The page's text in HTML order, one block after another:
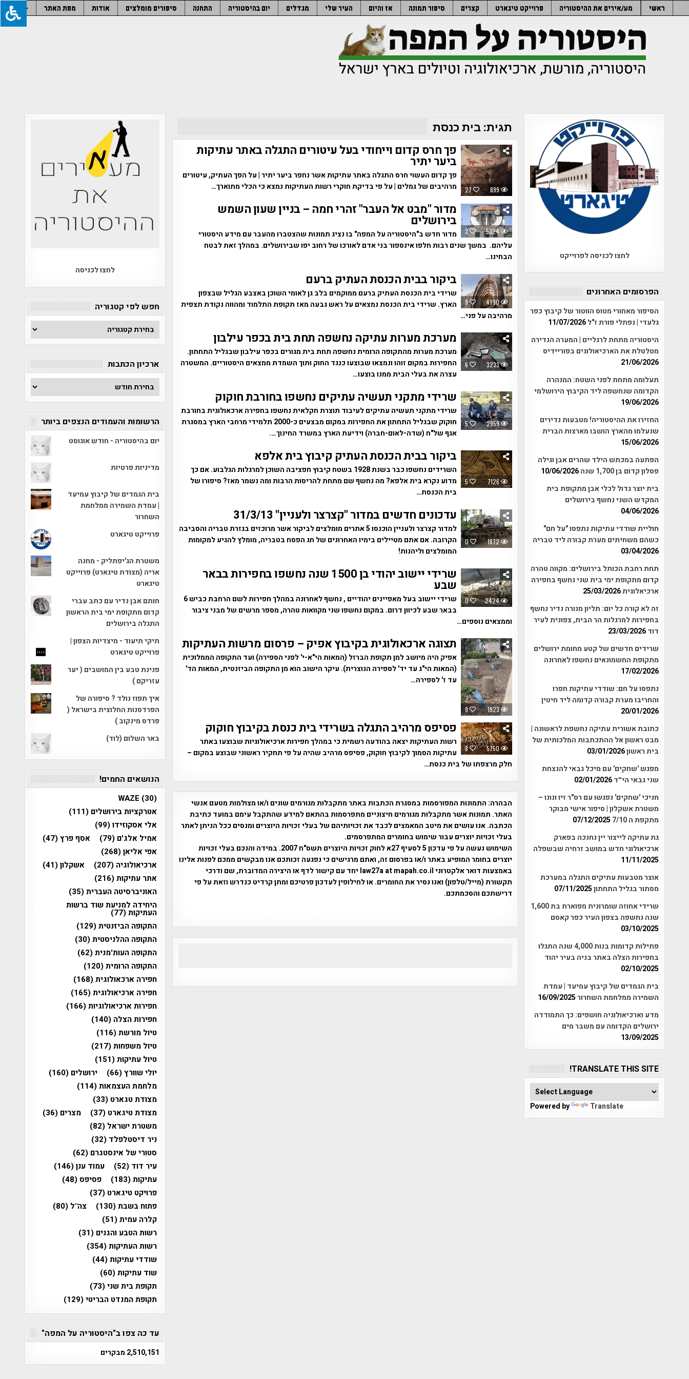
to
ראשי מע/אירים את ההיסטוריה פרוייקט טיגארט קצרים סיפור תמונה אז והיום העיר שלי מגדלים יום בהיסטוריה התחנה סיפורים מומלצים אודות מפת האתר –
תגית:בית כנסת
27 899
פך חרס קדום וייחודי בעל עיטורים התגלה באתר עתיקות
ביער יתיר
פך קדום העשוי חרס התגלה באתר עתיקות אשר נחפר ביער יתיר | על הפך העתיק, עיטורים
מרהיבים של גמלים | על פי בדיקת חוקרי רשות העתיקות נמצא כי הכלי מתוארך…
3 5324
מדור "מבט אל העבר" זהרי חמה – בניין שעון השמש
בירושלים
מדור חדש ב"היסטוריה על המפה" בו נציג תמונות שהצטברו מהעבר עם מידע היסטורי
עליהם. במשך שנים רבות חלפו אינספור בני אדם לאורכו של רחוב יפו שבירושלים. במהלך זאת לבטח
הבחינו…
9 4990
ביקור בבית הכנסת העתיק ברעם
שרידי בית הכנסת העתיק ברעם ממוקמים בלב גן לאומי השוכן באצבע הגליל שבצפון
הארץ. שרידי בית הכנסת נמצאים על ראש גבעה מאז תקופת התלמוד ומהווה נקודת תצפית
מרהיבה על פני…
6 3233
מערכת מערות עתיקה נחשפה תחת בית בכפר עילבון
מערכת מערות מהתקופה הרומית נחשפה תחת בית מגורים בכפר עילבון שבגליל התחתון.
החפירות במקום זוהו ונמצאו שבוצעו כנגד החוק ותוך השמדת ממצאים היסטוריים. המשטרה
עצרה את בעלי הבית ממנו בוצעו…
5 2959
שרידי מתקני תעשיה עתיקים נחשפו בחורבת חוקוק
שרידי מתקני תעשיה עתיקים לעיבוד תוצרת חקלאית נחשפו בחפירה ארכאולוגית בחורבת
חוקוק שבגליל התחתון את החפירות במקום מבצעים כ-2000 תלמידי מרחבי הארץ במסגרת
אגף של"ח (שדה-לאום-חברה) וידיעת הארץ במשרד החינוך….
5 7126
ביקור בבית הכנסת העתיק קיבוץ בית אלפא
השרידים נחשפו כבר בשנת 1928 בשטח קיבוץ חפציבה השוכן למרגלות הגלבוע. אם כך
מדוע נקרא בית אלפא? מה נחשף שם מתחת להריסות הרבות ומה נשמר מאז? סיפורו של
בית הכנסת…
0 1872
עדכונים חדשים במדור "קצרצר ולעניין" 31/3/13
למדור קצרצר ולעניין הוכנסו 5 אתרים מומלצים לביקור אשר מרוכזים בגזרת טבריה והסביבה
הקרובה. אם אתם מטיילים בימיו האחרונים של חג הפסח בטבריה, מומלץ להגיע למקומות
המומלצים וליהנות!
0 2424
שרידי יישוב יהודי בן 1500 שנה נחשפו בחפירות בבאר
שבע
שרידי יישוב בעל מאפיינים יהודיים , נחשף לאחרונה במהלך חפירות לשם הרחבת כביש 6
בבאר שבע לכיוון דרום. במקום נחשפו שני מקוואות טהרה, מספר מרשים של מבני ציבור
וממצאים נוספים…
9 1923
תצוגה ארכאולוגית בקיבוץ אפיק – פרסום מרשות העתיקות
אפיק היה מיושב למן תקופת הברזל (המאות הי"א-י' לפני הספירה) ועד התקופה הממלוכית
(המאות הי"ג עד יד' לספירה הנוצרית). עיקר הישוב הוא מן התקופה הביזנטית, המאות הד'
עד ז' לספירה…
8 5750
פסיפס מרהיב התגלה בשרידי בית כנסת בקיבוץ חוקוק
רשות העתיקות יצאה בהודעה רשמית כי במהלך חפירות ארכיאולוגיות שבוצעו באתר
עתיקות הסמוך לקיבוץ חוקוק, פסיפס מרהיב שהיה על פי תחקיר ראשוני שבוצע במקום –
חלק מרצפתו של בית כנסת…
הבהרה: התמונות המפורסמות במסגרת הכתבות באתר מתקבלות מגורמים שונים ו/או מצולמות מטעם אנשי
האתר. תמונות אשר מתקבלות מגורמים חיצוניים מתפרסמות בהתאם למידע שהתקבל עימם במועד כתיבת
הכתבה. אנו עושים את מיטב המאמצים לכבד את זכויותיהם של בעלי זכויות היוצרים ומנסים ככל הניתן לאתר
בעלי זכויות יוצרים עבור שימוש בחומרים המתפרסמים.
השימוש נעשה על פי עדכון 5 לסעיף 27א לחוק זכויות היוצרים תשס"ח 2007. במידה והנכם בעלי זכויות
יוצרים בחומר המופיע באתר ו/או בפרסום זה, ואתם מרגישים כי נפגעה זכותכם אנו מבקשים ממכם לפנות אלינו
באמצעות דואר אלקטרוני law27a at mapah.co.il יחד עם קישור לדף או היצירה המדוברת, שם ודרכי
תקשורת (מייל/טלפון) ואנו נסיר את החומרים. או לחילופין לעדכון פרטיכם ומתן קרדיט כנדרש וזאת על פי
דרישתכם והסכמתכם.
לחצו לכניסה לפרוייקט
הפרסומים האחרונים
הסיפור מאחורי מטוס הווטור של קיבוץ כפר
גלעדי | נפתלי פורת ז"ל11/07/2026
היסטוריה מתחת לרגליים | המערה הנדירה
מטלטלת את הארכיאולוגים בפוריידיס
21/06/2026
תעלומה מתחת לפני השטח: המנהרה
הקדומה שנחשפה ליד הקיבוץ הירושלמי
19/06/2026
החזירו את ההיסטוריה! מטבעות נדירים
שנעלמו מהארץ הושבו מארצות הברית
15/06/2026
הפתעה במכתש הילד שהרים אבן וגילה
פסלון קדום בן 1,700 שנה
10/06/2026
בית יוצר גדול לכלי אבן מתקופת בית
המקדש השני נחשף בירושלים
04/06/2026
חוליית שודדי עתיקות נתפסו "על חם"
כשהם משחיתים מערת קבורה ליד טבריה
03/04/2026
תחת רחבת הכותל בירושלים: מקווה טהרה
קדום מתקופת ימי בית שני נחשף בחפירה
ארכיאלוגית25/03/2026
זה לא קורה כל יום: תליון מנורה נדיר נחשף
בחפירות למרגלות הר הבית, צפונית לעיר
דוד23/03/2026
שרידים חדשים של קטע מחומת ירושלים
מתקופת החשמונאים נחשפו לאחרונה
17/02/2026
נתפסו על חם: שודדי עתיקות חפרו
והחריבו מערת קבורה קדומה ליד חיטין
20/01/2026
כתובת אשורית עתיקה נחשפת לראשונה |
מבט ראשון אל ההתכתבות המלכותית של
בית ראשון03/01/2026
מפגש 'שחקים' עם מיכל גבאי להנצחת
שני גבאי הי״ד02/01/2026
חניכי 'שחקים' נפגשו עם רס"ר זיו ונונו –
משטרת אשקלון | סיפור אישי מבוקר
מתקפת ה 7/10
07/12/2025
גת עתיקה לייצור יין נחנכה בפארק
ארכיאולוגי חדש במושב זרחיה שבשפלה
11/11/2025
אוצר מטבעות עתיקים התגלה במערכת
מסתור בגליל התחתון07/11/2025
שרידי אחוזה שומרונית מפוארת בת 1,600
שנה נחשפה בצפון העיר כפר קאסם
03/10/2025
פתילות קדומות בנות 4,000 שנה התגלו
בחפירות הצלה באתר בניה בעיר יהוד
02/10/2025
בית הגמדים של קיבוץ עמיעד | עמדת
השמירה ממלחמת השחרור16/09/2025
מדע וארכיאולוגיה חושפים: כך התמודדה
ירושלים הקדומה עם משבר מים
13/09/2025
TRANSLATE THIS SITE!
Powered by Translate
לחצו לכניסה
חפש לפי קטגוריה
חפש
לפי
קטגוריה
ארכיון הכתבות
ארכיון
הכתבות
הרשומות והעמודים הנצפים ביותר
יום בהיסטוריה - חודש אוגוסט
מדיניות פרטיות
בית הגמדים של קיבוץ עמיעד
| עמדת השמירה ממלחמת
השחרור
פרוייקט טיגארט
משטרת הג'יפתליק - מחנה
אריה (מצודת טיגארט) פרוייקט
טיגארט
חותם אבן נדיר עם כתב עברי
קדום מתקופת ימי בית הראשון
התגלה בירושלים
תיקי תיעוד - מיצדיות הצפון |
פרוייקט טיגארט
פנינת טבע בין המושבים ( יער
עזריקם )
איך תפוז נולד ? סיפורה של
הפרדסנות החלוצית בישראל (
פרדס מינקוב )
באר השלום (לוד)
הנושאים החמים!
WAZE (30)
אטרקציות בירושלים (111)
אלי אסקוזידו(99)
אמיל אלג'ם (79) אסף פרץ(47)
אפי אליאן(268)
ארכיאולוגיה (207) אשקלון(41)
אתר עתיקות(216)
האוניברסיטה העברית(35)
היחידה למניעת שוד ברשות
העתיקות(77)
התקופה הביזנטית(129)
התקופה ההלניסטית(30)
התקופה העות'מנית(62)
התקופה הרומית(120)
חפירה ארכאולוגית(168)
חפירה ארכיאולוגית(165)
חפירות ארכיאולוגיות(166)
חפירות הצלה (140)
טיול מורשת(116)
טיול משפחות(217)
טיול עתיקות(151)
יולי שוורץ(66) ירושלים (160)
מלחמת העצמאות(114)
מצודת טגארט (33)
מצודת טיגארט (37) מצרים (36)
משטרת ישראל (82)
ניר דיסטלפלד (32)
סטורי של אינסטגרם (62)
עיר דוד (52) עמוד ענן(146)
עתיקות(183) פסיפס(48)
פרויקט טיגארט (37)
פתוח בשבת(130) צה"ל (80)
קלרה עמית(51)
רשות הטבע והגנים (31)
רשות העתיקות(354)
שודדי עתיקות(44)
שוד עתיקות(60)
תקופת בית שני(73)
תקופת המנדט הבריטי(129)
עד כה צפו ב"היסטוריה על המפה"
2,510,151 מבקרים